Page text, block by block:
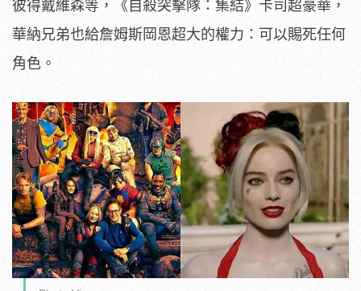
彼得戴維森等，《自殺突擊隊：集結》卡司超豪華，
華納兄弟也給詹姆斯岡恩超大的權力：可以賜死任何
角色。